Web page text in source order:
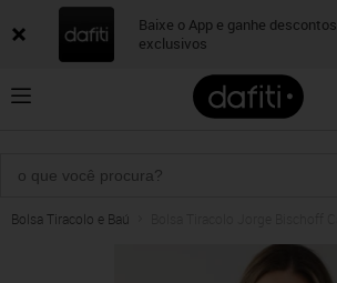
Baixe o App e ganhe descontos
exclusivos
Bolsa Tiracolo e Baú